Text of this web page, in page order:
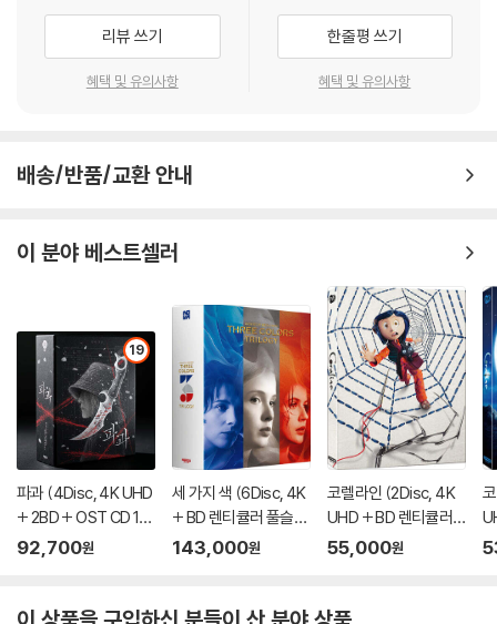
환/반품이 제한될 수 있습니다.
※ 디스크 재생 불량
1) 기기 문제로 인해 발생하는 재생 불량 현상에 대해서는 반품/교환이 불
2) 정전기와 먼지로 인해 재생이 원활하지 않은 경우가 있습니다. 디스크
3) 일부 PC 연결형 ODD의 경우 호환 상의 문제로 정상적인 디스크도 재
며, ODD 사용으로 인한 재생 불량의 경우 교환 시에도 동일한 오류가 발
생할 수 있음을 알려드립니다.
※ 디스크 외관 불량
디스크에 미세한 잔 흠집이 남아있거나 인쇄 면이 깨끗하지 않은 경우가
있으며, 상품의 불량이 아닙니다. 단, 재생에 이상이 있는 경우에는 불량으
로 인한 반품/교환이 가능합니다.
※ 교환/반품 안내
1) 불량으로 인한 교환/반품 요청 시에는 불량 확인을 위해 개봉 시의 동영
리뷰 쓰기
혜택 및 유의사항
한줄평 쓰기
혜택 및 유의사항
배송/반품/교환 안내
이 분야 베스트셀러
19
파과 (4Disc, 4K UHD
+ 2BD + OST CD 15
00장 한정 스틸북 한정
92,700원
세 가지 색 (6Disc, 4K
+ BD 렌티큘러 풀슬립
트릴로지 박스 한정판)
143,000원
코렐라인 (2Disc, 4K
UHD + BD 렌티큘러
풀슬립 A Type 700장
55,000원